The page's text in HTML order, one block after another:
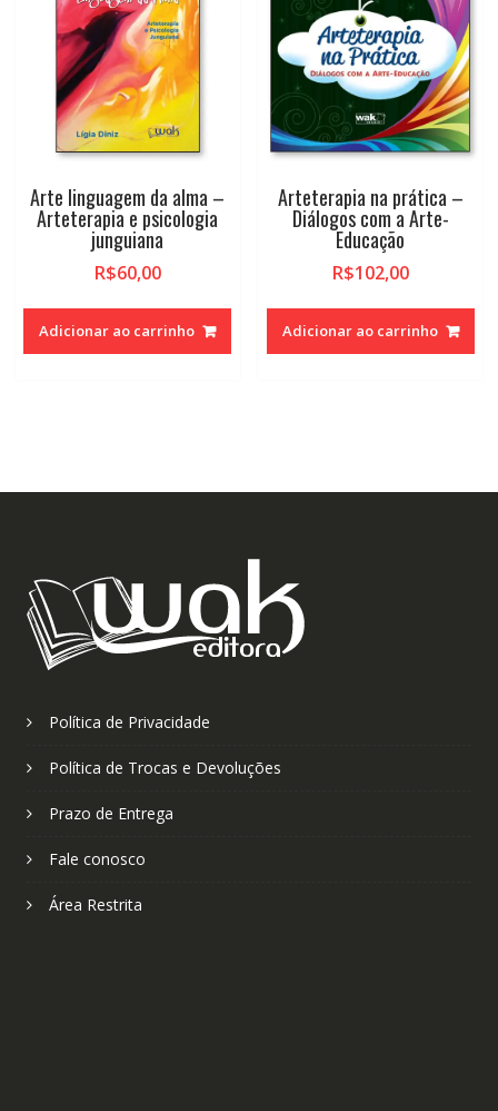
Arte linguagem da alma –
Arteterapia e psicologia
junguiana
R$60,00
Adicionar ao carrinho
Arteterapia na prática –
Diálogos com a Arte-
Educação
R$102,00
Adicionar ao carrinho
Política de Privacidade
Política de Trocas e Devoluções
Prazo de Entrega
Fale conosco
Área Restrita